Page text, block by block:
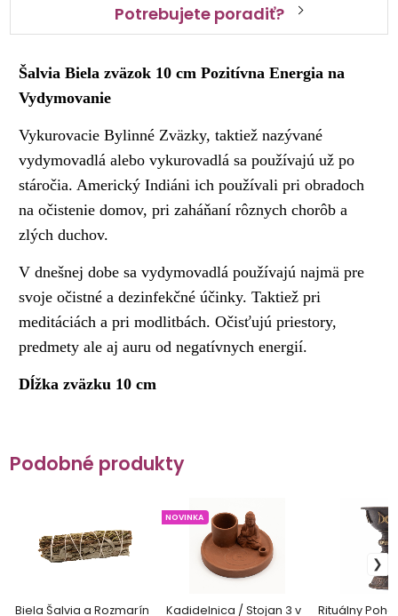
Potrebujete poradiť?
Šalvia Biela zväzok 10 cm Pozitívna Energia na
Vydymovanie
Vykurovacie Bylinné Zväzky, taktiež nazývané
vydymovadlá alebo vykurovadlá sa používajú už po
stáročia. Americký Indiáni ich používali pri obradoch
na očistenie domov, pri zaháňaní rôznych chorôb a
zlých duchov.
V dnešnej dobe sa vydymovadlá používajú najmä pre
svoje očistné a dezinfekčné účinky. Taktiež pri
meditáciách a pri modlitbách. Očisťujú priestory,
predmety ale aj auru od negatívnych energií.
Dĺžka zväzku 10 cm
Podobné produkty
Biela Šalvia a Rozmarín Kadidelnica / Stojan 3 v
NOVINKA
Rituálny